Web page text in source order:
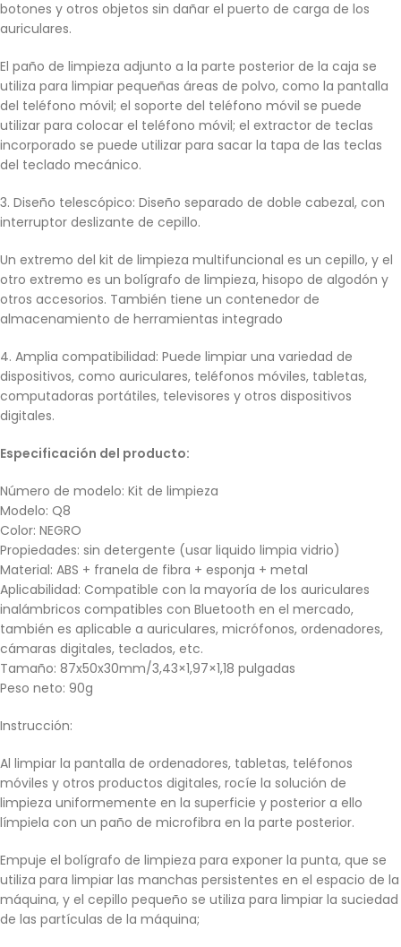
botones y otros objetos sin dañar el puerto de carga de los
auriculares.
El paño de limpieza adjunto a la parte posterior de la caja se
utiliza para limpiar pequeñas áreas de polvo, como la pantalla
del teléfono móvil; el soporte del teléfono móvil se puede
utilizar para colocar el teléfono móvil; el extractor de teclas
incorporado se puede utilizar para sacar la tapa de las teclas
del teclado mecánico.
3. Diseño telescópico: Diseño separado de doble cabezal, con
interruptor deslizante de cepillo.
Un extremo del kit de limpieza multifuncional es un cepillo, y el
otro extremo es un bolígrafo de limpieza, hisopo de algodón y
otros accesorios. También tiene un contenedor de
almacenamiento de herramientas integrado
4. Amplia compatibilidad: Puede limpiar una variedad de
dispositivos, como auriculares, teléfonos móviles, tabletas,
computadoras portátiles, televisores y otros dispositivos
digitales.
Especificación del producto:
Número de modelo: Kit de limpieza
Modelo: Q8
Color: NEGRO
Propiedades: sin detergente (usar liquido limpia vidrio)
Material: ABS + franela de fibra + esponja + metal
Aplicabilidad: Compatible con la mayoría de los auriculares
inalámbricos compatibles con Bluetooth en el mercado,
también es aplicable a auriculares, micrófonos, ordenadores,
cámaras digitales, teclados, etc.
Tamaño: 87x50x30mm/3,43×1,97×1,18 pulgadas
Peso neto: 90g
Instrucción:
Al limpiar la pantalla de ordenadores, tabletas, teléfonos
móviles y otros productos digitales, rocíe la solución de
limpieza uniformemente en la superficie y posterior a ello
límpiela con un paño de microfibra en la parte posterior.
Empuje el bolígrafo de limpieza para exponer la punta, que se
utiliza para limpiar las manchas persistentes en el espacio de la
máquina, y el cepillo pequeño se utiliza para limpiar la suciedad
de las partículas de la máquina;